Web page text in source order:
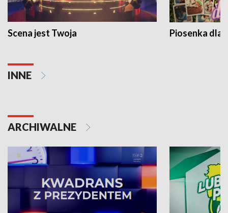
Scena jest Twoja Piosenka dla
INNE
ARCHIWALNE